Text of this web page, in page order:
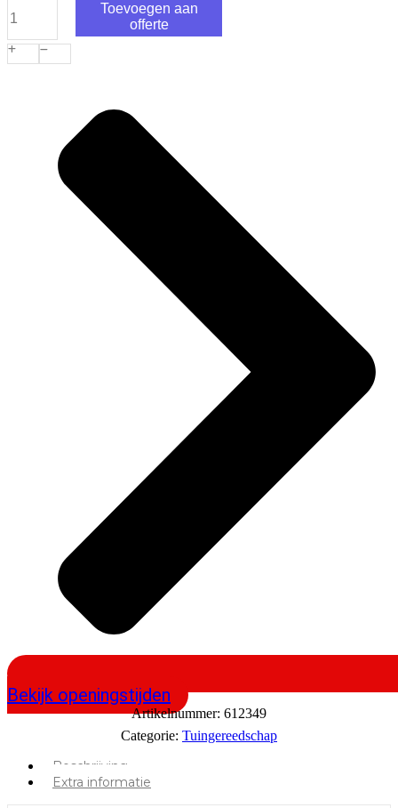
Wit
Handvorkje
'Welldone'
essen
Toevoegen aan
offerte
Bekijk openingstijden
Artikelnummer: 612349
Categorie: Tuingereedschap
Beschrijving
Extra informatie